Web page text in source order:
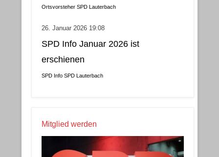
Ortsvorsteher SPD Lauterbach
26. Januar 2026 19:08
SPD Info Januar 2026 ist
erschienen
SPD Info SPD Lauterbach
Mitglied werden